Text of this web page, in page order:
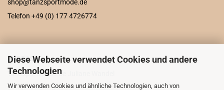
Diese Webseite verwendet Cookies und andere
Technologien
Wir verwenden Cookies und ähnliche Technologien, auch von
shop@tanzsportmode.de
Telefon +49 (0) 177 4726774
ADRESSE
Tanzsportmode.de Juliane Wandel